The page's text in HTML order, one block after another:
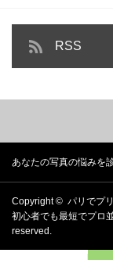
RSS
あなたの写真の悩みを
Copyright © パリでプ
初心者でも最短でプロ
reserved.